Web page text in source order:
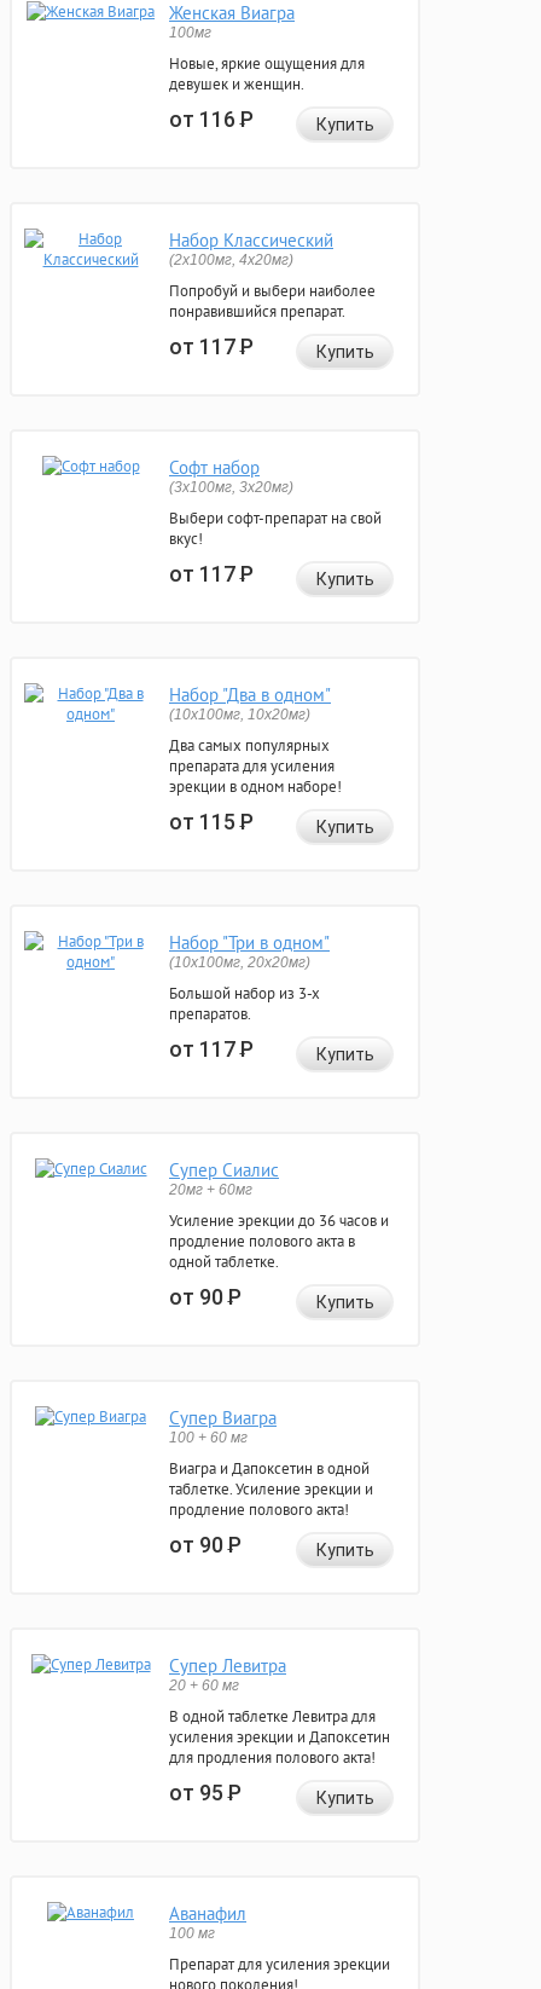
Женская Виагра
100мг
Новые, яркие ощущения для
девушек и женщин.
от 116Р Купить
Набор Классический
(2x100мг, 4x20мг)
Попробуй и выбери наиболее
понравившийся препарат.
от 117Р Купить
Софт набор
(3x100мг, 3x20мг)
Выбери софт-препарат на свой
вкус!
от 117Р Купить
Набор "Два в одном"
(10x100мг, 10x20мг)
Два самых популярных
препарата для усиления
эрекции в одном наборе!
от 115Р Купить
Набор "Три в одном"
(10x100мг, 20x20мг)
Большой набор из 3-х
препаратов.
от 117Р Купить
Супер Сиалис
20мг + 60мг
Усиление эрекции до 36 часов и
продление полового акта в
одной таблетке.
от 90Р Купить
Супер Виагра
100 + 60 мг
Виагра и Дапоксетин в одной
таблетке. Усиление эрекции и
продление полового акта!
от 90Р Купить
Супер Левитра
20 + 60 мг
В одной таблетке Левитра для
усиления эрекции и Дапоксетин
для продления полового акта!
от 95Р Купить
Аванафил
100 мг
Препарат для усиления эрекции